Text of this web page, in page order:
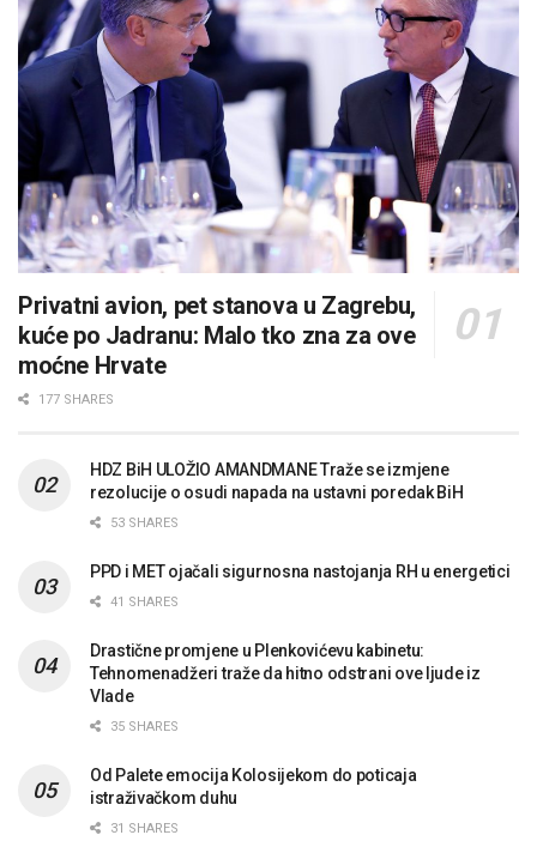
Privatni avion, pet stanova u Zagrebu,
kuće po Jadranu: Malo tko zna za ove
moćne Hrvate
177 SHARES
HDZ BiH ULOŽIO AMANDMANE Traže se izmjene
rezolucije o osudi napada na ustavni poredak BiH
53 SHARES
PPD i MET ojačali sigurnosna nastojanja RH u energetici
41 SHARES
Drastične promjene u Plenkovićevu kabinetu:
Tehnomenadžeri traže da hitno odstrani ove ljude iz
Vlade
35 SHARES
Od Palete emocija Kolosijekom do poticaja
istraživačkom duhu
31 SHARES